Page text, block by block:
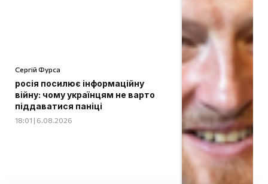
Сергій Фурса
росія посилює інформаційну
війну: чому українцям не варто
піддаватися паніці
18:01 | 6.08.2026